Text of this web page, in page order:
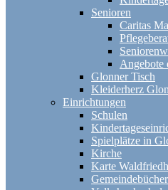
Senioren
Caritas
Angebote
Glonner Tisch
Kleiderherz
Einrichtungen
Schulen
Spielplätze in
Kirche
Karte